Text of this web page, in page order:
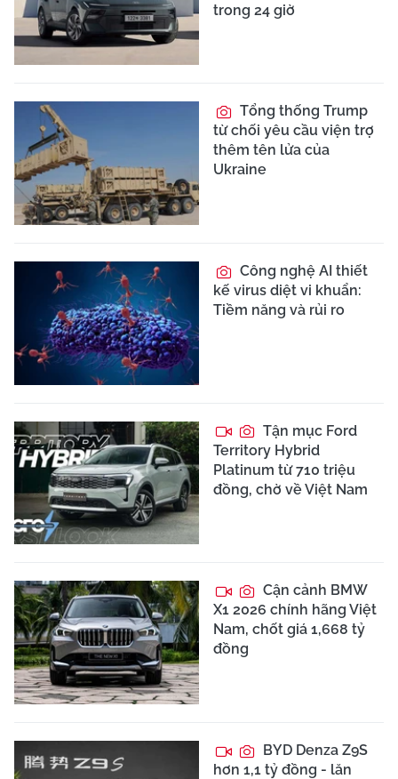
trong 24 giờ
Tổng thống Trump
từ chối yêu cầu viện trợ
thêm tên lửa của
Ukraine
Công nghệ AI thiết
kế virus diệt vi khuẩn:
Tiềm năng và rủi ro
Tận mục Ford
Territory Hybrid
Platinum từ 710 triệu
đồng, chờ về Việt Nam
Cận cảnh BMW
X1 2026 chính hãng Việt
Nam, chốt giá 1,668 tỷ
đồng
BYD Denza Z9S
hơn 1,1 tỷ đồng - lăn